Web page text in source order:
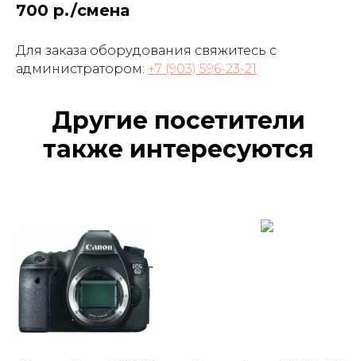
700 р./смена
Для заказа оборудования свяжитесь с
администратором: +7 (903) 596-23-21
Другие посетители
также интересуются